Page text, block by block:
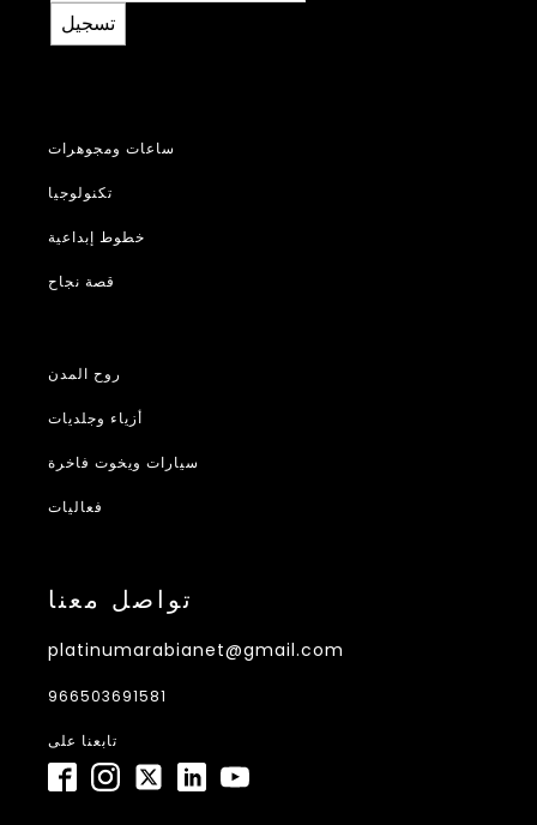
تسجيل
ساعات ومجوهرات
تكنولوجيا
خطوط إبداعية
قصة نجاح
روح المدن
أزياء وجلديات
سيارات ويخوت فاخرة
فعاليات
تواصل معنا
platinumarabianet@gmail.com
966503691581
تابعنا على